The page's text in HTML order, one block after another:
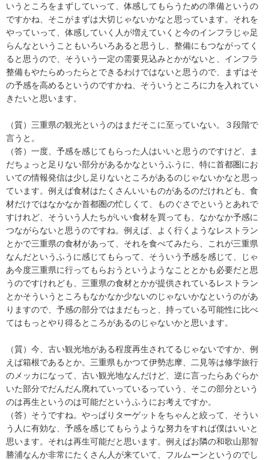
いうところをまずしていって、体感してもらうための準備というの
ですかね、そこがまずは大切じゃないかなと思っています。それを
やっていって、体感していく人が増えていくと今のインフラじゃ足
らんなということもいろいろあると思うし、整備にもつながってく
ると思うので、そういう一定の需要見込みとかがないと、インフラ
整備もやたらめったらとできるわけではないと思うので、まずはそ
の予感を高めるというのですかね、そういうところに力を入れてい
きたいと思います。
（質）三重県の観光というのはまだそこに至っていない。３段階で
言うと。
（答）一度、予感を感じてもらった人はいいと思うのですけど、ま
だちょっと足りない部分があるかなというふうに、特に首都圏にお
いての情報発信は少し足りないところがあるのじゃないかなと思っ
ています。例えば食材はたくさんいいものがあるのだけれども、食
材だけではなかなか首都圏の忙しくて、ものぐさでというとあれで
すけれど、そういう人たちがいい食材を買っても、なかなか予感に
つながらないと思うのですね。例えば、よく行くようなレストラン
とかで三重県の食材があって、それを食べてみたら、これが三重県
なんだというふうに感じてもらって、そういう予感を感じて、じゃ
あ今度三重県に行ってもらおうというようなこととかも必要だと思
うのですけれども、三重県の食材とかが提供されているレストラン
とかそういうところもなかなか少ないのじゃないかなというのがあ
りますので、予感の部分ではまだもっと、持っている可能性に比べ
てはもっとやり得るところがあるのじゃないかと思います。
（質）今、古い観光地がある程度再生されてるじゃないですか、例
えば箱根であるとか。三重県もかつて伊勢志摩、二見等は修学旅行
のメッカになって、古い観光地なんだけど、逆に言ったらあぐらか
いた部分でだんだん廃れていっているっていう、そこの部分という
のは再生というのは可能だというふうにお考えですか。
（答）そうですね。やっぱりターゲットをちゃんと絞って、そうい
う人に有効な、予感を感じてもらうような努力をすれば僕はいいと
思います。それは再生可能だと思います。例えばお隣の和歌山那智
勝浦なんか非常にたくさん人が来ていて、フルムーンというのでし